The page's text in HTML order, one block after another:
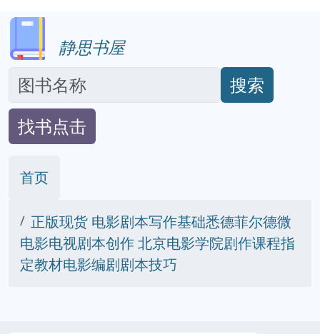
静思书屋
搜索
找书点击
首页
正版现货 电影剧本写作基础悉德菲尔德微
电影电视剧本创作 北京电影学院剧作课程指
定教材电影编剧剧本技巧